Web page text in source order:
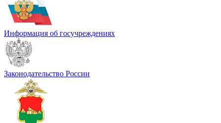
Информация об госучреждениях
Законодательство России